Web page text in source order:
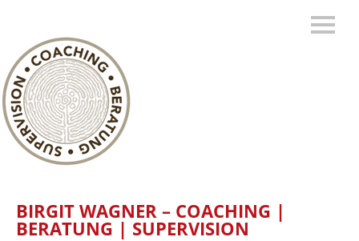
BIRGIT WAGNER – COACHING |
BERATUNG | SUPERVISION